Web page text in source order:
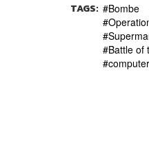
TAGS: Bombe
Battle of
computer